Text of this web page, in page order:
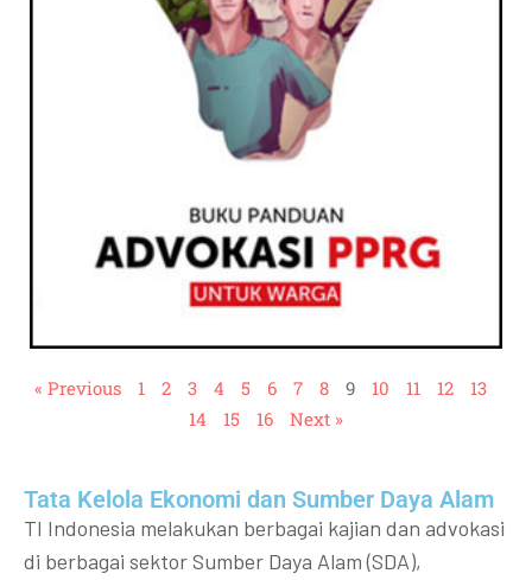
« Previous 1 2 3 4 5 6 7 8 9 10 11 12
13
14
15 16 Next »
Tata Kelola Ekonomi dan Sumber Daya Alam
TI Indonesia melakukan berbagai kajian dan advokasi
di berbagai sektor Sumber Daya Alam (SDA),